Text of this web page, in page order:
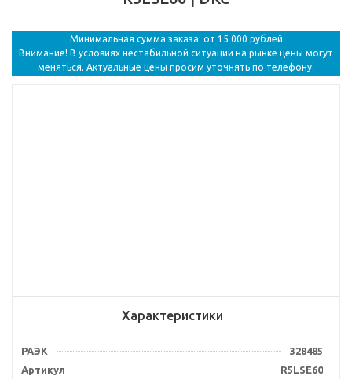
Минимальная сумма заказа: от 15 000 рублей
Внимание! В условиях нестабильной ситуации на рынке цены могут
меняться. Актуальные цены просим уточнять по телефону.
Характеристики
РАЭК
328485
Артикул
R5LSE60